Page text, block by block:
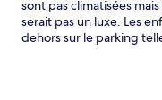
sont pas climatisées
serait pas un luxe. Les
dehors sur le parking